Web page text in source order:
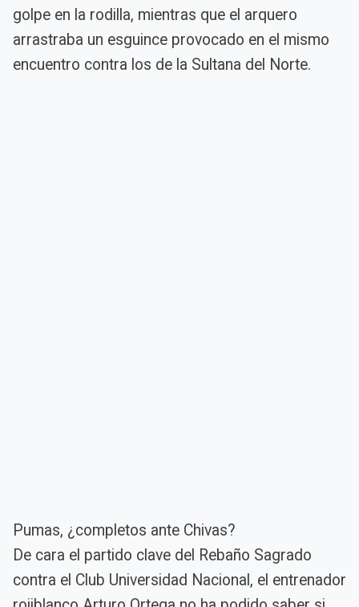
golpe en la rodilla, mientras que el arquero
arrastraba un esguince provocado en el mismo
encuentro contra los de la Sultana del Norte.
Pumas, ¿completos ante Chivas?
De cara el partido clave del Rebaño Sagrado
contra el Club Universidad Nacional, el entrenador